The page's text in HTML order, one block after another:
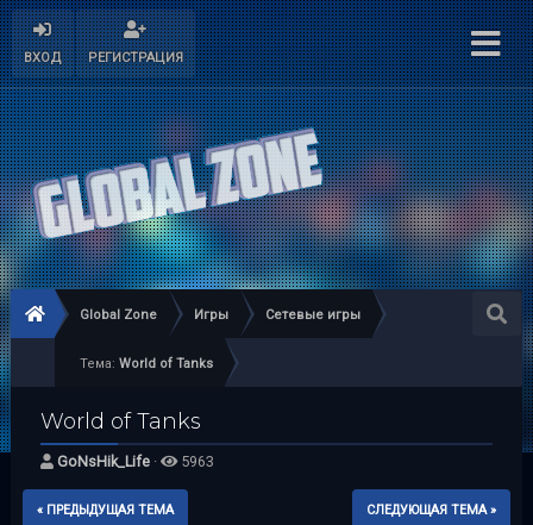
ВХОД РЕГИСТРАЦИЯ
Global Zone Игры Сетевые игры
Тема:World of Tanks
World of Tanks
GoNsHik_Life· 5963
« ПРЕДЫДУЩАЯ ТЕМА СЛЕДУЮЩАЯ ТЕМА »